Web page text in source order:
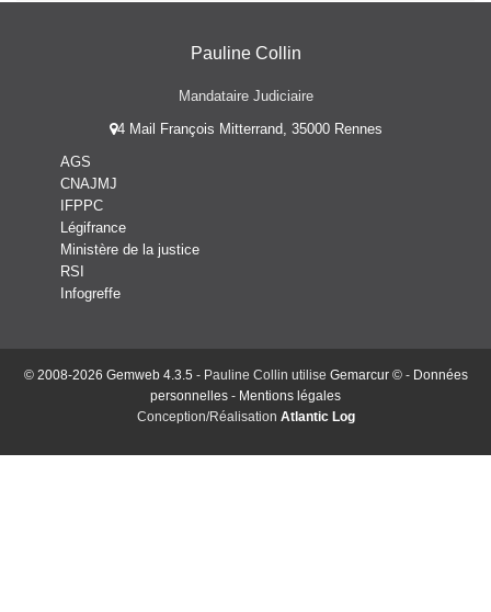
Pauline Collin
Mandataire Judiciaire
4 Mail François Mitterrand, 35000 Rennes
AGS
CNAJMJ
IFPPC
Légifrance
Ministère de la justice
RSI
Infogreffe
© 2008-2026 Gemweb 4.3.5 - Pauline Collin utilise Gemarcur ©- Données
personnelles - Mentions légales
Conception/Réalisation Atlantic Log